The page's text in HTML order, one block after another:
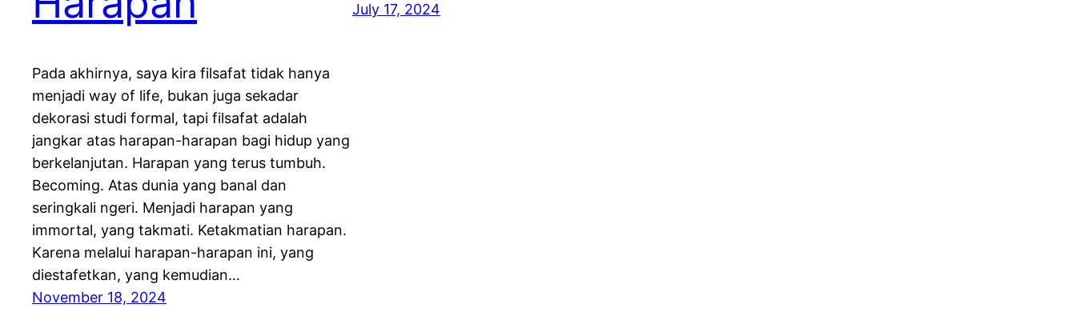
Pada akhirnya, saya kira filsafat tidak hanya
menjadi way of life, bukan juga sekadar
dekorasi studi formal, tapi filsafat adalah
jangkar atas harapan-harapan bagi hidup yang
berkelanjutan. Harapan yang terus tumbuh.
Becoming. Atas dunia yang banal dan
seringkali ngeri. Menjadi harapan yang
immortal, yang takmati. Ketakmatian harapan.
Karena melalui harapan-harapan ini, yang
diestafetkan, yang kemudian…
November 18, 2024
July 17, 2024